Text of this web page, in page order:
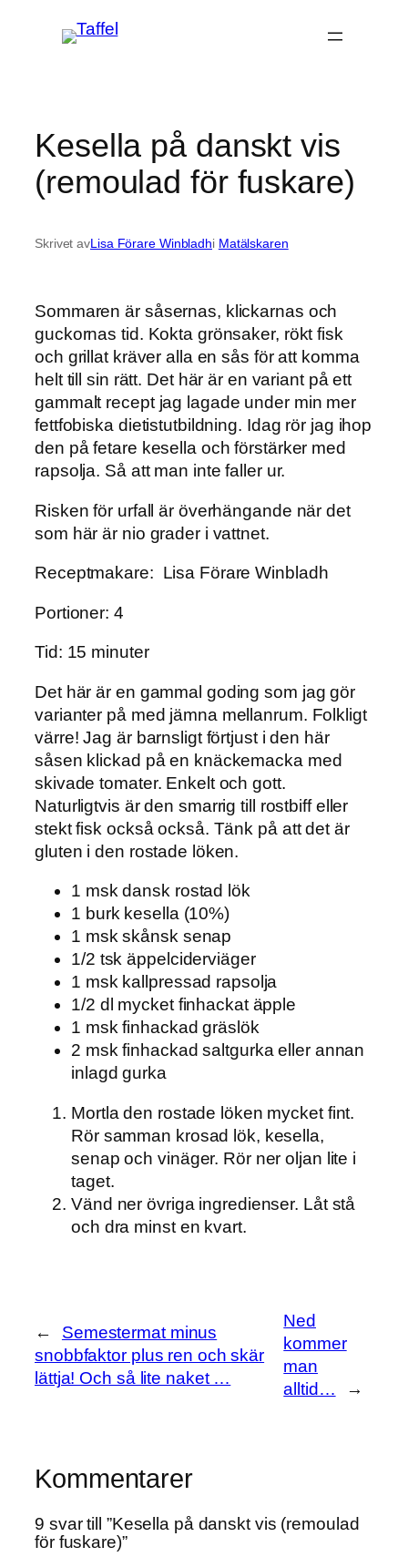
Kesella på danskt vis
(remoulad för fuskare)
Skrivet avLisa Förare Winbladhi Matälskaren
Sommaren är såsernas, klickarnas och
guckornas tid. Kokta grönsaker, rökt fisk
och grillat kräver alla en sås för att komma
helt till sin rätt. Det här är en variant på ett
gammalt recept jag lagade under min mer
fettfobiska dietistutbildning. Idag rör jag ihop
den på fetare kesella och förstärker med
rapsolja. Så att man inte faller ur.
Risken för urfall är överhängande när det
som här är nio grader i vattnet.
Receptmakare: Lisa Förare Winbladh
Portioner: 4
Tid: 15 minuter
Det här är en gammal goding som jag gör
varianter på med jämna mellanrum. Folkligt
värre! Jag är barnsligt förtjust i den här
såsen klickad på en knäckemacka med
skivade tomater. Enkelt och gott.
Naturligtvis är den smarrig till rostbiff eller
stekt fisk också också. Tänk på att det är
gluten i den rostade löken.
1 msk dansk rostad lök
1 burk kesella (10%)
1 msk skånsk senap
1/2 tsk äppelciderviäger
1 msk kallpressad rapsolja
1/2 dl mycket finhackat äpple
1 msk finhackad gräslök
2 msk finhackad saltgurka eller annan
inlagd gurka
Mortla den rostade löken mycket fint.
Rör samman krosad lök, kesella,
senap och vinäger. Rör ner oljan lite i
taget.
Vänd ner övriga ingredienser. Låt stå
och dra minst en kvart.
←
Semestermat minus
snobbfaktor plus ren och skär
lättja! Och så lite naket …
Ned
kommer
man
alltid…
→
Kommentarer
9 svar till ”Kesella på danskt vis (remoulad
för fuskare)”